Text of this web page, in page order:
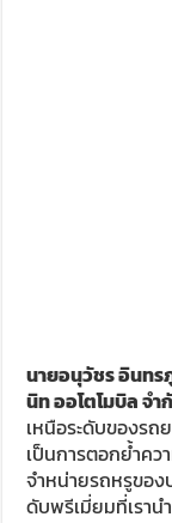
นายอนุวัชร อินท
นิท ออโตโมบิล จำ
เหนือระดับของรถ
เป็นการตอกย้ำคว
จำหน่ายรถหรูขอ
ดับพรีเมี่ยมที่เราน